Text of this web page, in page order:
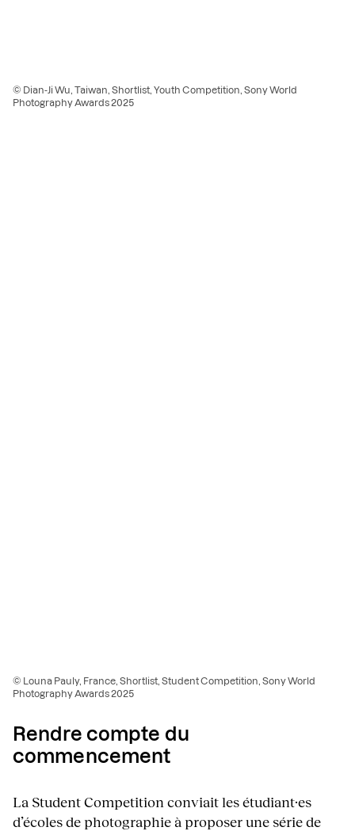
© Dian-Ji Wu, Taiwan, Shortlist, Youth Competition, Sony World
Photography Awards 2025
© Louna Pauly, France, Shortlist, Student Competition, Sony World
Photography Awards 2025
Rendre compte du
commencement
La Student Competition conviait les étudiant·es
d’écoles de photographie à proposer une série de